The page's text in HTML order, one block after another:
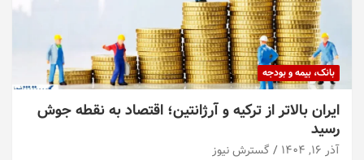
بانک، بیمه و بودجه
ایران بالاتر از ترکیه و آرژانتین؛ اقتصاد به نقطه جوش
رسید
آذر ۱۶, ۱۴۰۴ گسترش نیوز